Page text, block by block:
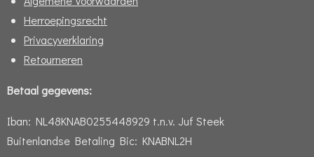
Herroepingsrecht
Privacyverklaring
Retourneren
Betaal gegevens:
Iban: NL48KNAB0255448929 t.n.v. Juf Steek
Buitenlandse Betaling Bic: KNABNL2H